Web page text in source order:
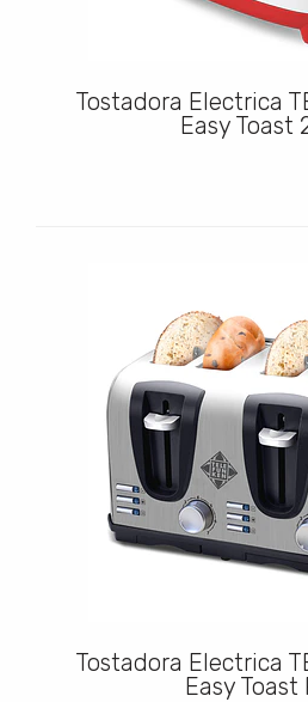
Tostadora Electrica
Easy Toast
Tostadora Electrica
Easy Toast